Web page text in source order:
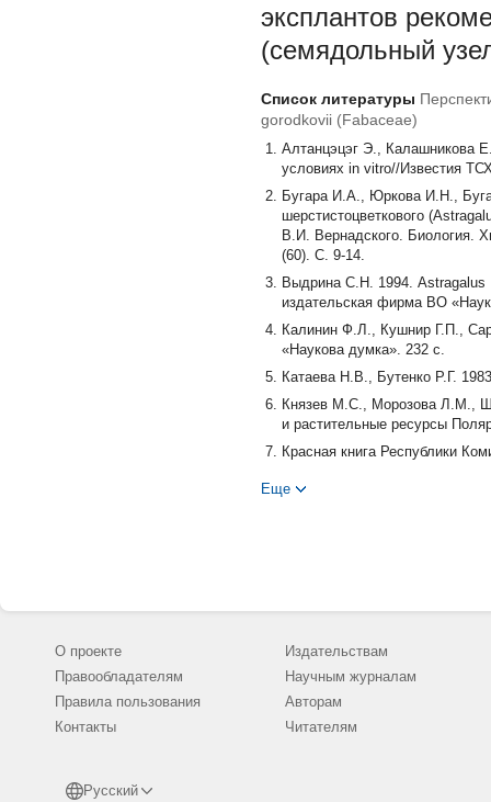
эксплантов
(семядольный
Список литературы
gorodkovii (Fabaceae)
Алтанцэцэг Э., Калашникова
условиях in vitro//Известия
Бугара И.А., Юркова И.Н.,
шерстистоцветкового
В.И. Вернадского. Биология.
(60). С. 9-14.
Выдрина С.Н. 1994. Astragalus
издательская фирма ВО
Калинин Ф.Л., Кушнир Г.П.,
«Наукова думка». 232 с.
Катаева Н.В., Бутенко Р.Г.
Князев М.С., Морозова Л.М.,
и растительные ресурсы
Красная книга Республики
Морозов В.В., Кулиев А.Н.
журн. № 12. С. 76-85.
Николаева М. Г. 1982. Покой
Николаева М. Г. 1967.
Еще
О проекте
Правообладателям
Правила пользования
Контакты
Русский
Издательствам
Научным журналам
Авторам
Читателям